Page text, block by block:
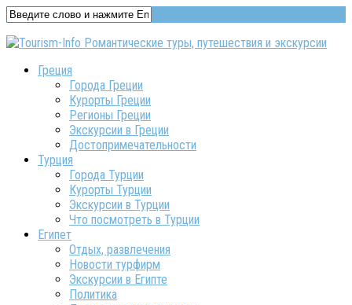
Греция
Города Греции
Курорты Греции
Регионы Греции
Экскурсии в Греции
Достопримечательности
Турция
Города Турции
Курорты Турции
Экскурсии в Турции
Что посмотреть в Турции
Египет
Отдых, развлечения
Новости турфирм
Экскурсии в Египте
Политика